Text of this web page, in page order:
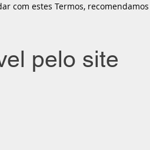
com estes Termos,
pelo site